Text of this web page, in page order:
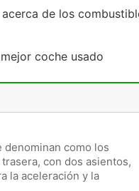
de los
coche usado
denominan como los
con dos asientos,
la aceleración y la